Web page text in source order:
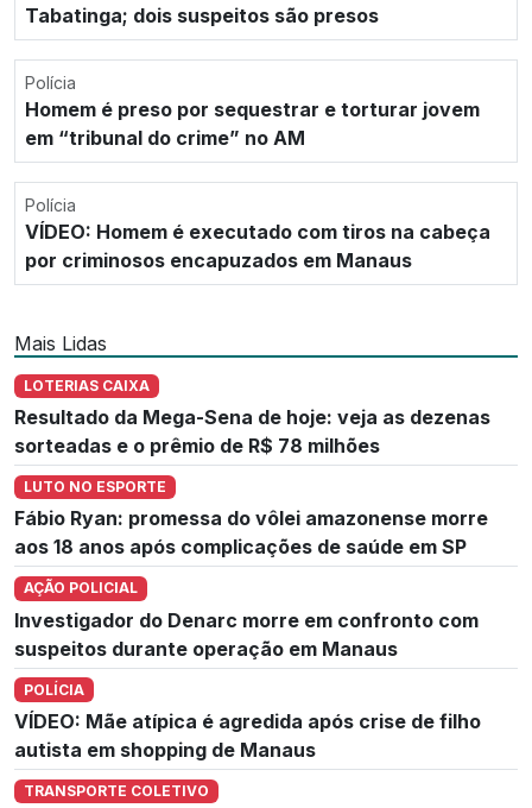
Tabatinga; dois suspeitos são presos
Polícia
Homem é preso por sequestrar e torturar jovem
em “tribunal do crime” no AM
Polícia
VÍDEO: Homem é executado com tiros na cabeça
por criminosos encapuzados em Manaus
Mais Lidas
LOTERIAS CAIXA
Resultado da Mega-Sena de hoje: veja as dezenas
sorteadas e o prêmio de R$ 78 milhões
LUTO NO ESPORTE
Fábio Ryan: promessa do vôlei amazonense morre
aos 18 anos após complicações de saúde em SP
AÇÃO POLICIAL
Investigador do Denarc morre em confronto com
suspeitos durante operação em Manaus
POLÍCIA
VÍDEO: Mãe atípica é agredida após crise de filho
autista em shopping de Manaus
TRANSPORTE COLETIVO